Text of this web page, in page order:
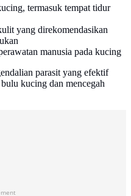
termasuk tempat tidur
yang direkomendasikan
manusia pada kucing
parasit yang efektif
kucing dan mencegah